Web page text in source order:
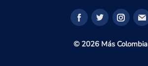
© 2026 Más Colombia